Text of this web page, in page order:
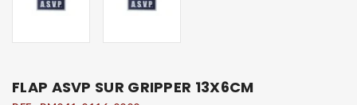
FLAP ASVP SUR GRIPPER 13X6CM